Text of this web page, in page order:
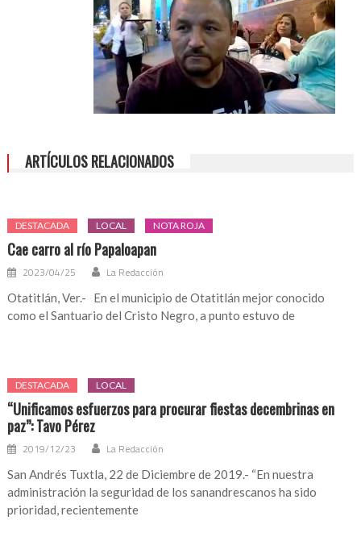
ARTÍCULOS RELACIONADOS
DESTACADA LOCAL NOTA ROJA
Cae carro al río Papaloapan
2023/04/25 La Redacción
Otatitlán, Ver.- En el municipio de Otatitlán mejor conocido
como el Santuario del Cristo Negro, a punto estuvo de
DESTACADA LOCAL
“Unificamos esfuerzos para procurar fiestas decembrinas en
paz”: Tavo Pérez
2019/12/23 La Redacción
San Andrés Tuxtla, 22 de Diciembre de 2019.- “En nuestra
administración la seguridad de los sanandrescanos ha sido
prioridad, recientemente